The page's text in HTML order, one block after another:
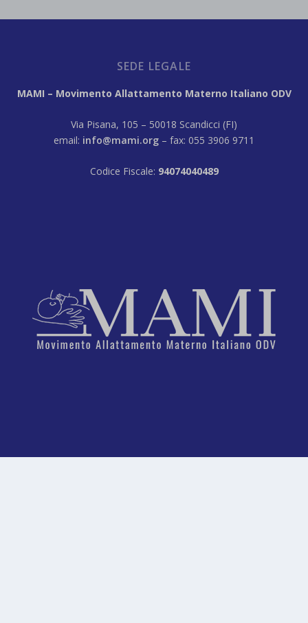
SEDE LEGALE
MAMI – Movimento Allattamento Materno Italiano ODV
Via Pisana, 105 – 50018 Scandicci (FI)
email: info@mami.org – fax: 055 3906 9711
Codice Fiscale: 94074040489